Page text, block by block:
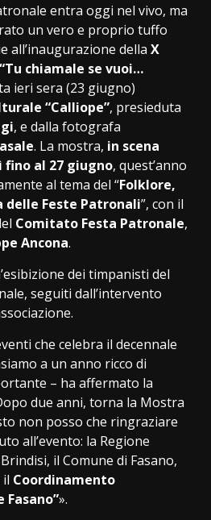
entra oggi nel vivo, ma
un vero e proprio tuffo
all’inaugurazione della X
chiamale se vuoi…
ieri sera (23 giugno)
“Calliope”, presieduta
, e dalla fotografa
. La mostra, in scena
fino al 27 giugno, quest’anno
al tema del “Folklore,
Feste Patronali”, con il
Comitato Festa Patronale,
Ancona.
dei timpanisti del
seguiti dall’intervento
che celebra il decennale
a un anno ricco di
– ha affermato la
due anni, torna la Mostra
non posso che ringraziare
all’evento: la Regione
il Comune di Fasano,
il Coordinamento
Fasano”».